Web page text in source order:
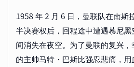
1958 年 2 月 6 日，曼联队在南斯
半决赛权后，回程途中遭遇慕尼
间消失在夜空。为了曼联的复兴
的主帅马特・巴斯比强忍悲痛，